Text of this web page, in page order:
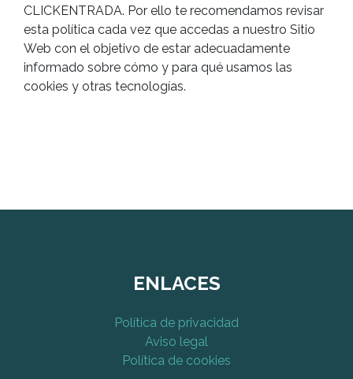
CLICKENTRADA. Por ello te recomendamos revisar
esta política cada vez que accedas a nuestro Sitio
Web con el objetivo de estar adecuadamente
informado sobre cómo y para qué usamos las
cookies y otras tecnologías.
ENLACES
Política de privacidad
Aviso legal
Política de cookies